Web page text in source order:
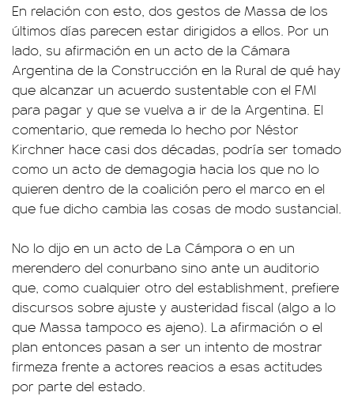
En relación con esto, dos gestos de Massa de los
últimos días parecen estar dirigidos a ellos. Por un
lado, su afirmación en un acto de la Cámara
Argentina de la Construcción en la Rural de qué hay
que alcanzar un acuerdo sustentable con el FMI
para pagar y que se vuelva a ir de la Argentina. El
comentario, que remeda lo hecho por Néstor
Kirchner hace casi dos décadas, podría ser tomado
como un acto de demagogia hacia los que no lo
quieren dentro de la coalición pero el marco en el
que fue dicho cambia las cosas de modo sustancial.
No lo dijo en un acto de La Cámpora o en un
merendero del conurbano sino ante un auditorio
que, como cualquier otro del establishment, prefiere
discursos sobre ajuste y austeridad fiscal (algo a lo
que Massa tampoco es ajeno). La afirmación o el
plan entonces pasan a ser un intento de mostrar
firmeza frente a actores reacios a esas actitudes
por parte del estado.